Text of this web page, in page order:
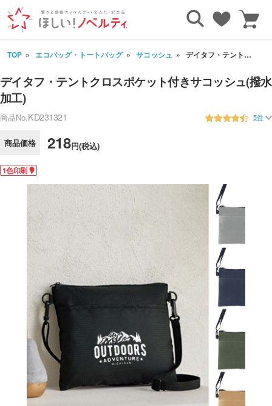
TOP エコバッグ・トートバッグ サコッシュ デイタフ・テントクロスポケット付きサコッシュ(撥水加工)
デイタフ・テントクロスポケット付きサコッシュ(撥水
加工)
商品No.KD231321 5件
商品価格 218円(税込)
1色印刷